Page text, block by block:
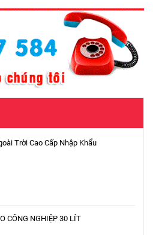
Trời Cao Cấp Nhập Khẩu
CÔNG NGHIỆP 30 LÍT